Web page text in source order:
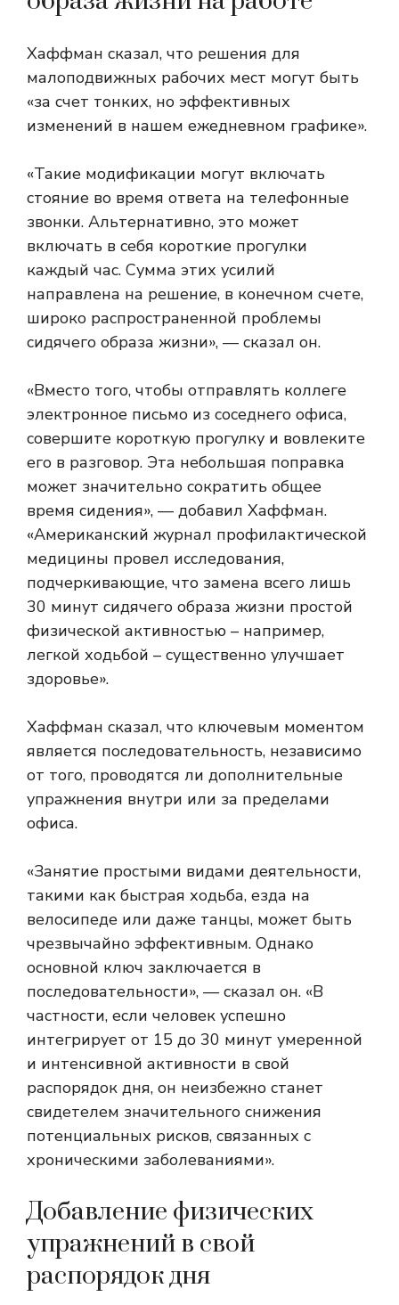
Хаффман сказал, что решения для
малоподвижных рабочих мест могут быть
«за счет тонких, но эффективных
изменений в нашем ежедневном графике».
«Такие модификации могут включать
стояние во время ответа на телефонные
звонки. Альтернативно, это может
включать в себя короткие прогулки
каждый час. Сумма этих усилий
направлена ​​на решение, в конечном счете,
широко распространенной проблемы
сидячего образа жизни», — сказал он.
«Вместо того, чтобы отправлять коллеге
электронное письмо из соседнего офиса,
совершите короткую прогулку и вовлеките
его в разговор. Эта небольшая поправка
может значительно сократить общее
время сидения», — добавил Хаффман.
«Американский журнал профилактической
медицины провел исследования,
подчеркивающие, что замена всего лишь
30 минут сидячего образа жизни простой
физической активностью – например,
легкой ходьбой – существенно улучшает
здоровье».
Хаффман сказал, что ключевым моментом
является последовательность, независимо
от того, проводятся ли дополнительные
упражнения внутри или за пределами
офиса.
«Занятие простыми видами деятельности,
такими как быстрая ходьба, езда на
велосипеде или даже танцы, может быть
чрезвычайно эффективным. Однако
основной ключ заключается в
последовательности», — сказал он. «В
частности, если человек успешно
интегрирует от 15 до 30 минут умеренной
и интенсивной активности в свой
распорядок дня, он неизбежно станет
свидетелем значительного снижения
потенциальных рисков, связанных с
хроническими заболеваниями».
Добавление физических
упражнений в свой
распорядок дня